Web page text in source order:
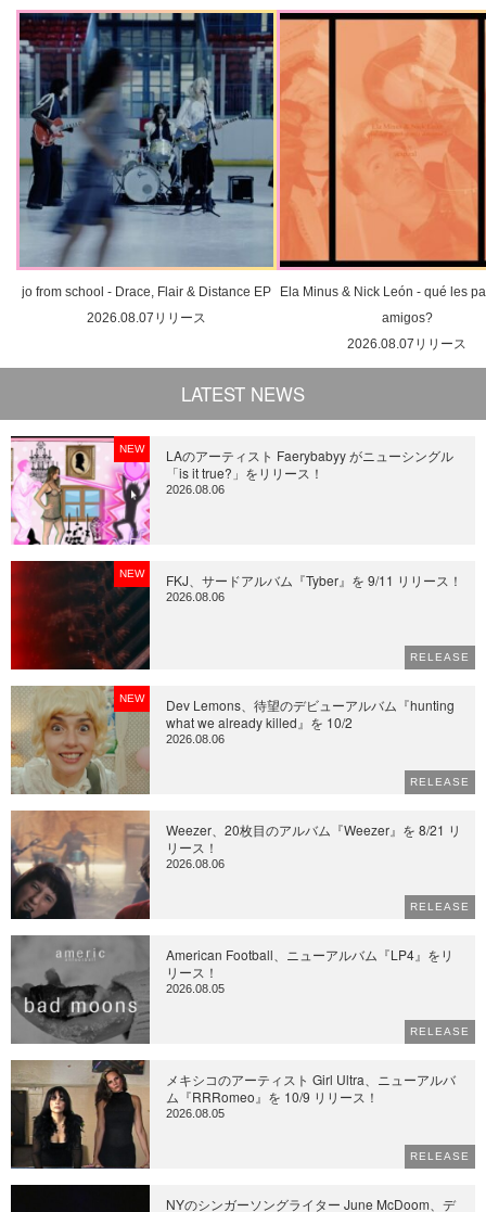
jo from school - Drace, Flair & Distance EP
2026.08.07リリース
Ela Minus & Nick León - qué les
amigos?
2026.08.07リリース
LATEST NEWS
NEW
LAのアーティスト Faerybabyy がニューシングル
「is it true?」をリリース！
2026.08.06
NEW FKJ、サードアルバム『Tyber』を 9/11 リリース！
2026.08.06
RELEASE
NEW
Dev Lemons、待望のデビューアルバム『hunting
what we already killed』を 10/2
2026.08.06
RELEASE
Weezer、20枚目のアルバム『Weezer』を 8/21 リ
リース！
2026.08.06
RELEASE
American Football、ニューアルバム『LP4』をリ
リース！
2026.08.05
RELEASE
メキシコのアーティスト Girl Ultra、ニューアルバ
ム『RRRomeo』を 10/9 リリース！
2026.08.05
RELEASE
NYのシンガーソングライター June McDoom、デ